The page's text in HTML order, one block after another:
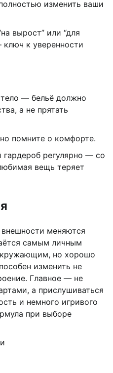
изменить ваши
вырост” или “для
к уверенности
— бельё должно
а не прятать
помните о комфорте.
гардероб регулярно — со
вещь теряет
меняются
самым личным
но хорошо
изменить не
Главное — не
а прислушиваться
и немного игривого
при выборе